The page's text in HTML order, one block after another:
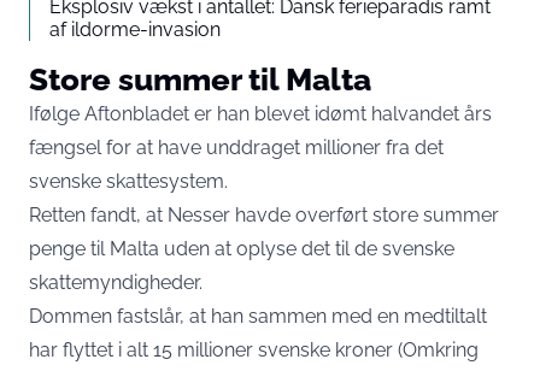
Eksplosiv vækst i antallet: Dansk ferieparadis ramt
af ildorme-invasion
Store summer til Malta
Ifølge Aftonbladet er han blevet idømt halvandet års
fængsel for at have unddraget millioner fra det
svenske skattesystem.
Retten fandt, at Nesser havde overført store summer
penge til Malta uden at oplyse det til de svenske
skattemyndigheder.
Dommen fastslår, at han sammen med en medtiltalt
har flyttet i alt 15 millioner svenske kroner (Omkring